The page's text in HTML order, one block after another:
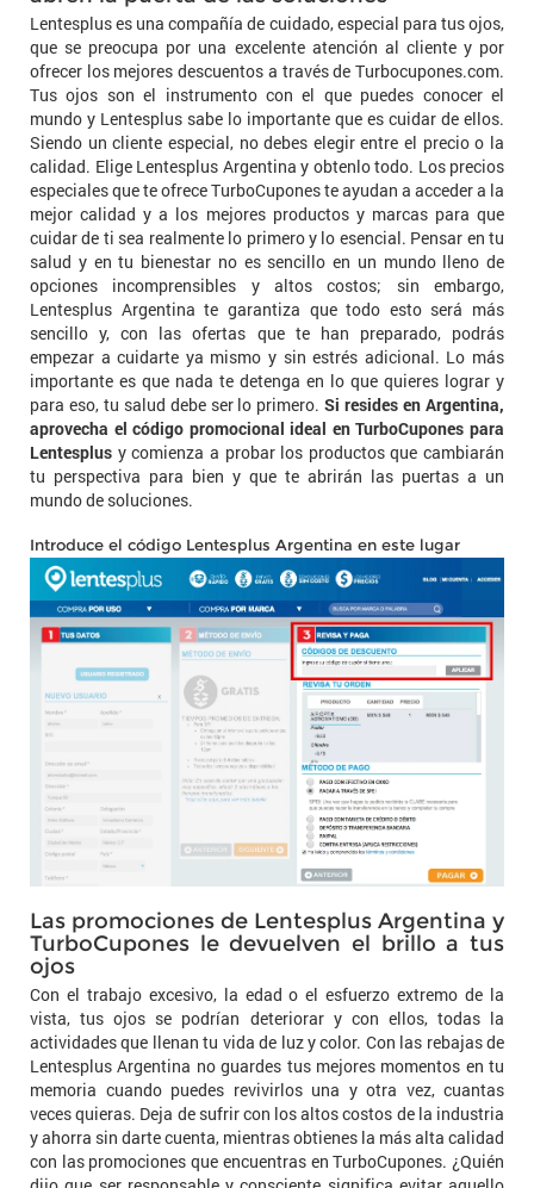
Lentesplus es una compañía de cuidado, especial para tus ojos,
que se preocupa por una excelente atención al cliente y por
ofrecer los mejores descuentos a través de Turbocupones.com.
Tus ojos son el instrumento con el que puedes conocer el
mundo y Lentesplus sabe lo importante que es cuidar de ellos.
Siendo un cliente especial, no debes elegir entre el precio o la
calidad. Elige Lentesplus Argentina y obtenlo todo. Los precios
especiales que te ofrece TurboCupones te ayudan a acceder a la
mejor calidad y a los mejores productos y marcas para que
cuidar de ti sea realmente lo primero y lo esencial. Pensar en tu
salud y en tu bienestar no es sencillo en un mundo lleno de
opciones incomprensibles y altos costos; sin embargo,
Lentesplus Argentina te garantiza que todo esto será más
sencillo y, con las ofertas que te han preparado, podrás
empezar a cuidarte ya mismo y sin estrés adicional. Lo más
importante es que nada te detenga en lo que quieres lograr y
para eso, tu salud debe ser lo primero.Si resides en Argentina,
aprovecha el código promocional ideal en TurboCupones para
Lentesplus y comienza a probar los productos que cambiarán
tu perspectiva para bien y que te abrirán las puertas a un
mundo de soluciones.
Introduce el código Lentesplus Argentina en este lugar
Las promociones de Lentesplus Argentina y
TurboCupones le devuelven el brillo a tus
ojos
Con el trabajo excesivo, la edad o el esfuerzo extremo de la
vista, tus ojos se podrían deteriorar y con ellos, todas la
actividades que llenan tu vida de luz y color. Con las rebajas de
Lentesplus Argentina no guardes tus mejores momentos en tu
memoria cuando puedes revivirlos una y otra vez, cuantas
veces quieras. Deja de sufrir con los altos costos de la industria
y ahorra sin darte cuenta, mientras obtienes la más alta calidad
con las promociones que encuentras en TurboCupones. ¿Quién